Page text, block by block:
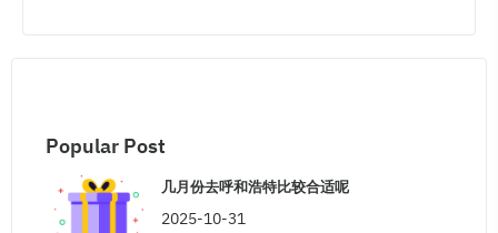
Popular Post
几月份去呼和浩特比较合适呢
2025-10-31